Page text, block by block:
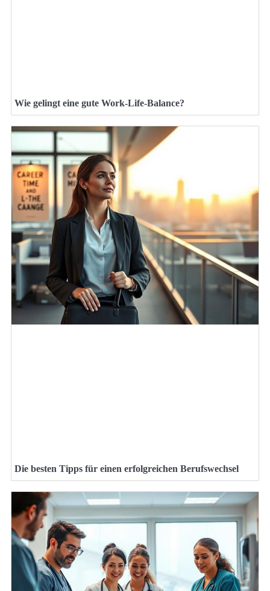
Wie gelingt eine gute Work-Life-Balance?
Die besten Tipps für einen erfolgreichen Berufswechsel